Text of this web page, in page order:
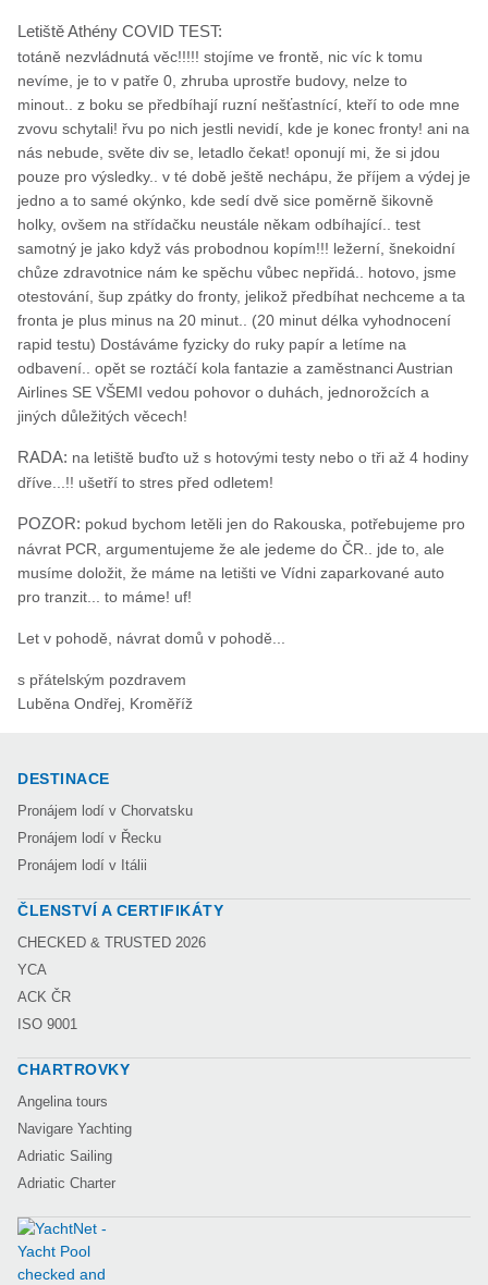
Letiště Athény COVID TEST:
totáně nezvládnutá věc!!!!! stojíme ve frontě, nic víc k tomu
nevíme, je to v patře 0, zhruba uprostře budovy, nelze to
minout.. z boku se předbíhají ruzní nešťastnící, kteří to ode mne
zvovu schytali! řvu po nich jestli nevidí, kde je konec fronty! ani na
nás nebude, světe div se, letadlo čekat! oponují mi, že si jdou
pouze pro výsledky.. v té době ještě nechápu, že příjem a výdej je
jedno a to samé okýnko, kde sedí dvě sice poměrně šikovně
holky, ovšem na střídačku neustále někam odbíhající.. test
samotný je jako když vás probodnou kopím!!! ležerní, šnekoidní
chůze zdravotnice nám ke spěchu vůbec nepřidá.. hotovo, jsme
otestování, šup zpátky do fronty, jelikož předbíhat nechceme a ta
fronta je plus minus na 20 minut.. (20 minut délka vyhodnocení
rapid testu) Dostáváme fyzicky do ruky papír a letíme na
odbavení.. opět se roztáčí kola fantazie a zaměstnanci Austrian
Airlines SE VŠEMI vedou pohovor o duhách, jednorožcích a
jiných důležitých věcech!
RADA: na letiště buďto už s hotovými testy nebo o tři až 4 hodiny
dříve...!! ušetří to stres před odletem!
POZOR: pokud bychom letěli jen do Rakouska, potřebujeme pro
návrat PCR, argumentujeme že ale jedeme do ČR.. jde to, ale
musíme doložit, že máme na letišti ve Vídni zaparkované auto
pro tranzit... to máme! uf!
Let v pohodě, návrat domů v pohodě...
s přátelským pozdravem
Luběna Ondřej, Kroměříž
DESTINACE
Pronájem lodí v Chorvatsku
Pronájem lodí v Řecku
Pronájem lodí v Itálii
ČLENSTVÍ A CERTIFIKÁTY
CHECKED & TRUSTED 2026
YCA
ACK ČR
ISO 9001
CHARTROVKY
Angelina tours
Navigare Yachting
Adriatic Sailing
Adriatic Charter